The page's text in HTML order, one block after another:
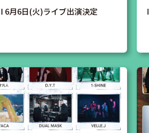
6月6日(火)ライブ出演決定